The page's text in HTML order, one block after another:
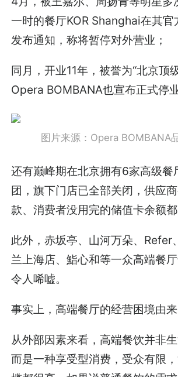
一时的餐厅KOR Shanghai在其官
发布通知，称将暂停对外营业；
同月，开业11年，被誉为“北京顶
Opera BOMBANA也宣布正式停业
图片来源：Opera BOMBANA
还有巅峰期在北京拥有6家高级餐
团，旗下门店已全部关闭，供应
款、消费者没用完的储值卡余额都
此外，赤坂亭、山河万朵、Refer
兰上海店、鮨心和等一众高端餐
令人唏嘘。
事实上，高端餐厅的经营困境由来
从外部因素来看，高端餐饮并非
而是一种享受型消费，受众有限